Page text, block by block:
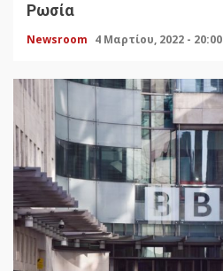
Ρωσία
Newsroom 4 Μαρτίου, 2022 - 20:00